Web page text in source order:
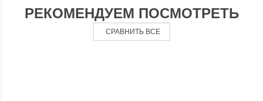
РЕКОМЕНДУЕМ ПОСМОТРЕТЬ
СРАВНИТЬ ВСЕ